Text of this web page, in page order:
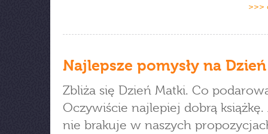
>>>
Najlepsze pomysły na
Zbliża się Dzień Matki. Co
Oczywiście najlepiej dobrą książkę.
nie brakuje w naszych